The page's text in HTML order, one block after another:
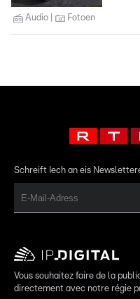
Audio Fotoen
Schreift Iech an eis
Vous souhaitez faire de la
directement avec notre régie